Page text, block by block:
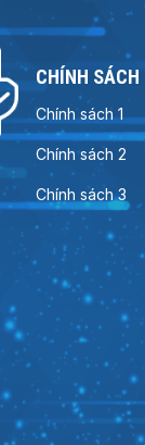
CHÍNH
Chính sách 1
Chính sách 2
Chính sách 3